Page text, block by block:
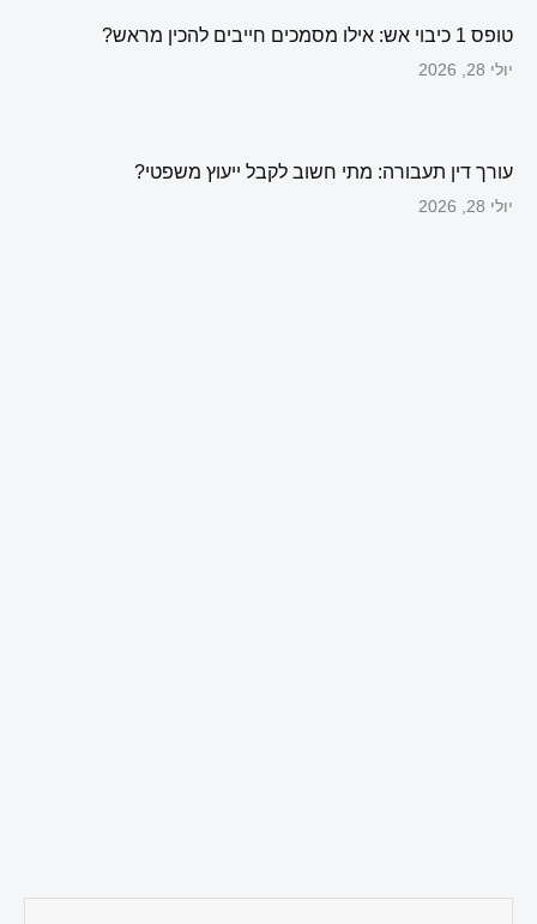
טופס 1 כיבוי אש: אילו מסמכים חייבים להכין מראש?
יולי 28, 2026
עורך דין תעבורה: מתי חשוב לקבל ייעוץ משפטי?
יולי 28, 2026